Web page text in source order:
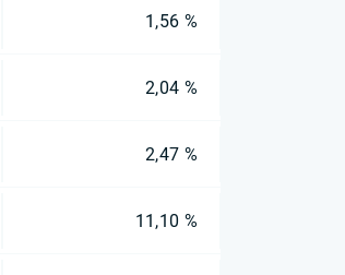
1,56 %
2,04 %
2,47 %
11,10 %